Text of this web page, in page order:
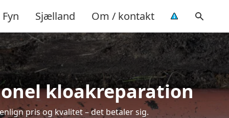
Fyn Sjælland Om / kontakt
kloakreparation
pris og kvalitet – det betaler sig.